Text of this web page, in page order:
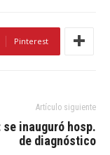
Pinterest
Artículo siguiente
inauguró hosp.
de diagnóstico